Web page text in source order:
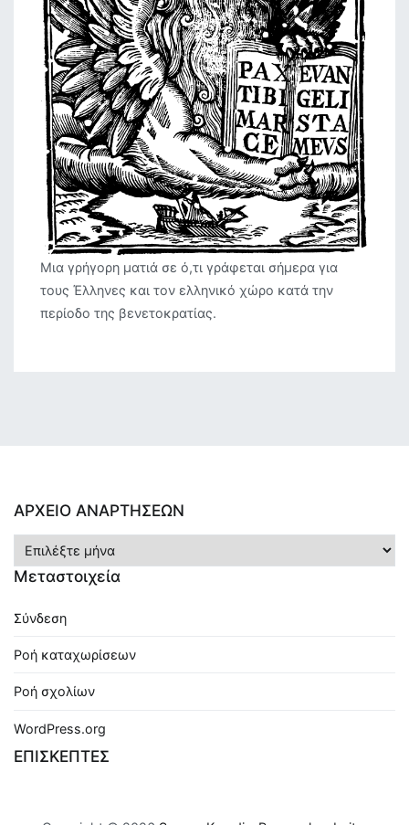
Μια γρήγορη ματιά σε ό,τι γράφεται σήμερα για
τους Έλληνες και τον ελληνικό χώρο κατά την
περίοδο της βενετοκρατίας.
ΑΡΧΕΙΟ ΑΝΑΡΤΗΣΕΩΝ
ΑΡΧΕΙΟ
ΑΝΑΡΤΗΣΕΩΝ
Μεταστοιχεία
Σύνδεση
Ροή καταχωρίσεων
Ροή σχολίων
WordPress.org
ΕΠΙΣΚΕΠΤΕΣ